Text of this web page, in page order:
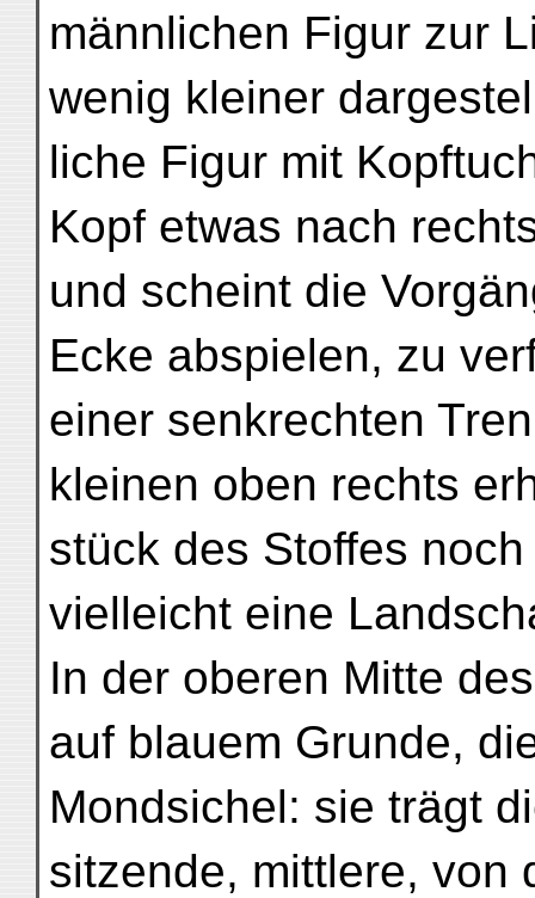
männlichen Figur zur
wenig kleiner
liche Figur mit
Kopf etwas nach
und scheint die
Ecke abspielen, zu
einer senkrechten
kleinen oben rechts
stück des Stoffes
vielleicht eine
In der oberen Mitte
auf blauem Grunde,
Mondsichel: sie trägt
sitzende, mittlere, von